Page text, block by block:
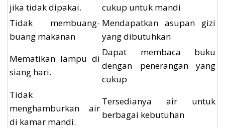
jika tidak dipakai.
cukup untuk mandi
Tidak membuang-
buang makanan
Mendapatkan asupan gizi
yang dibutuhkan
Mematikan lampu di
siang hari.
Dapat membaca buku
dengan penerangan yang
cukup
Tidak
menghamburkan air
di kamar mandi.
Tersedianya air untuk
berbagai kebutuhan